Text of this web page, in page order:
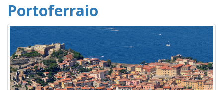
Portoferraio